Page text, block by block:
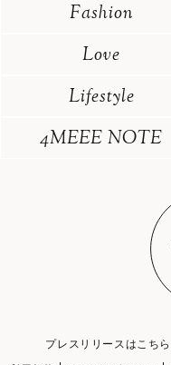
Fashion
Love
Lifestyle
4MEEE NOTE
プレスリリースはこちら